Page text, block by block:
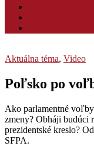
Aktuálna téma, Video
Poľsko po
Ako parlamentné
zmeny? Obháji budúci
prezidentské kreslo?
SFPA.